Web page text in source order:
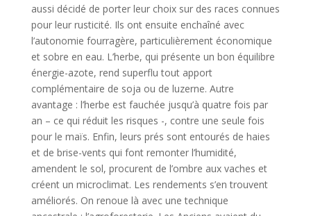
aussi décidé de porter leur choix sur des races connues
pour leur rusticité. Ils ont ensuite enchaîné avec
l’autonomie fourragère, particulièrement économique
et sobre en eau. L’herbe, qui présente un bon équilibre
énergie-azote, rend superflu tout apport
complémentaire de soja ou de luzerne. Autre
avantage : l’herbe est fauchée jusqu’à quatre fois par
an – ce qui réduit les risques -, contre une seule fois
pour le maïs. Enfin, leurs prés sont entourés de haies
et de brise-vents qui font remonter l’humidité,
amendent le sol, procurent de l’ombre aux vaches et
créent un microclimat. Les rendements s’en trouvent
améliorés. On renoue là avec une technique